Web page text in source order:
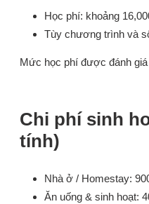
Học phí: khoảng
Tùy chương trình và
Mức học phí được đánh
Chi phí sinh
tính)
Nhà ở / Homestay:
Ăn uống & sinh hoạt: